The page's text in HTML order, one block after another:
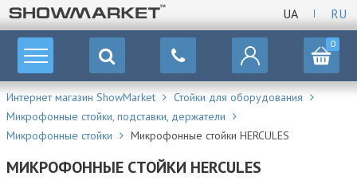
UA RU
0
Интернет магазин ShowMarket
Стойки для оборудования
Микрофонные стойки, подставки, держатели
Микрофонные стойки
Микрофонные стойки HERCULES
МИКРОФОННЫЕ СТОЙКИ HERCULES